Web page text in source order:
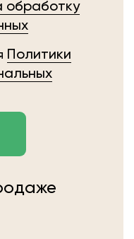
обработку
Политики